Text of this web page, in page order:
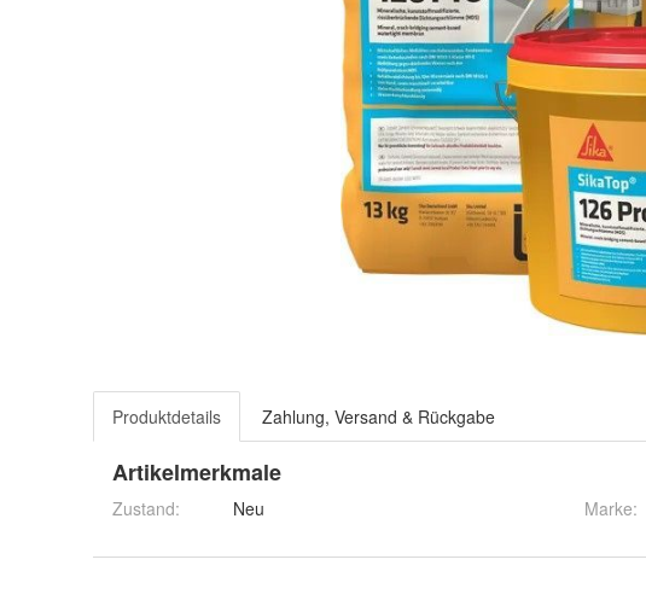
Produktdetails Zahlung, Versand & Rückgabe
Artikelmerkmale
Zustand: Neu Marke: